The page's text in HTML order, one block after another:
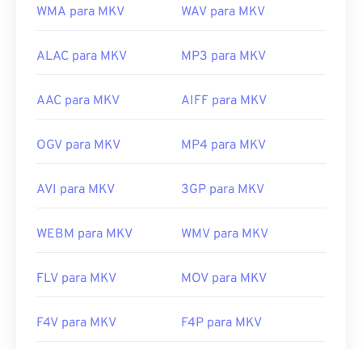
WMA para MKV WAV para MKV
ALAC para MKV MP3 para MKV
AAC para MKV AIFF para MKV
OGV para MKV MP4 para MKV
AVI para MKV 3GP para MKV
WEBM para MKV WMV para MKV
FLV para MKV MOV para MKV
F4V para MKV F4P para MKV